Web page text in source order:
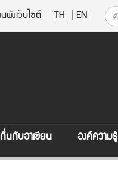
ผังเว็บไซต์ TH | EN
นกับอาเซียน องค์ความรู้